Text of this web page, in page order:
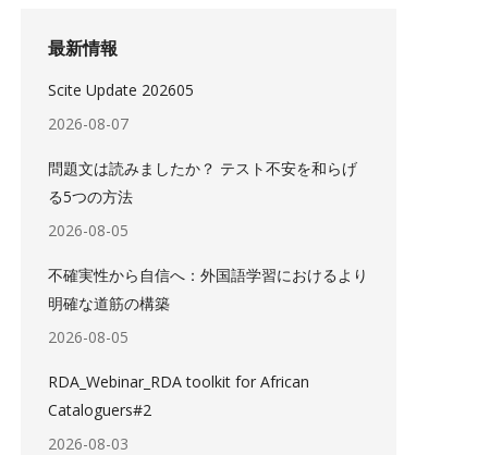
最新情報
Scite Update 202605
2026-08-07
問題文は読みましたか？ テスト不安を和らげ
る5つの方法
2026-08-05
不確実性から自信へ：外国語学習におけるより
明確な道筋の構築
2026-08-05
RDA_Webinar_RDA toolkit for African
Cataloguers#2
2026-08-03